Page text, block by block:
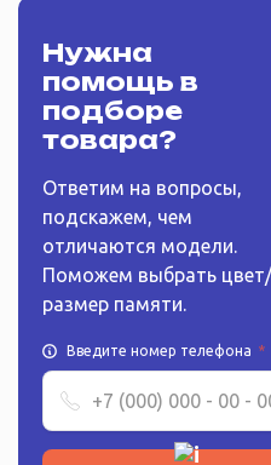
Нужна
помощь в
подборе
товара?
Ответим на вопросы,
подскажем, чем
отличаются модели.
Поможем выбрать цвет/
размер памяти.
Введите номер телефона *